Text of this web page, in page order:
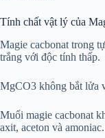
Tính chất vật lý của
Magie cacbonat trong
trắng với độc tính thấp.
MgCO3 không bắt lửa
Muối magie cacbonat
axit, aceton và amoniac.